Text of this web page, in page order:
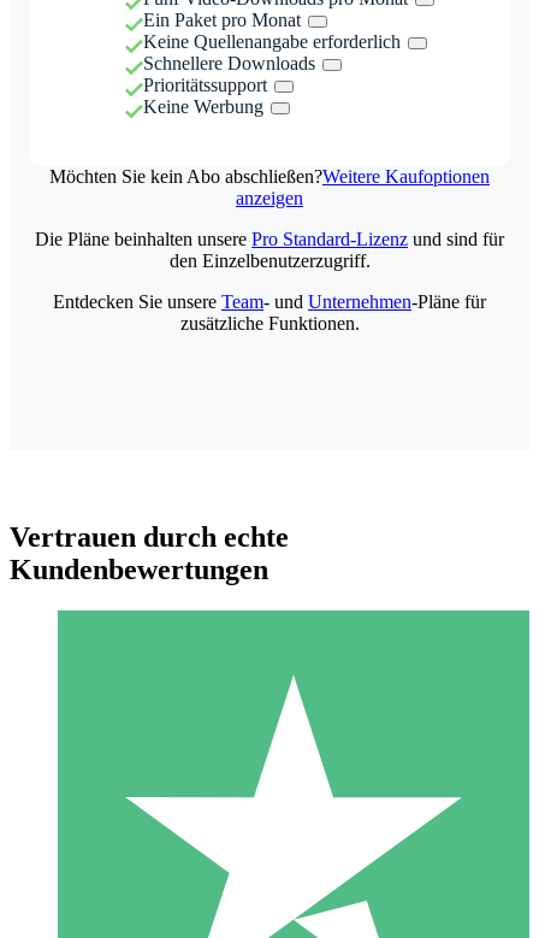
Ein Paket pro Monat
Keine Quellenangabe erforderlich
Schnellere Downloads
Prioritätssupport
Keine Werbung
Möchten Sie kein Abo abschließen?Weitere Kaufoptionen
anzeigen
Individuelle Credit-Pakete
Zahlen Sie nach Bedarf mit Download-Credits. Keine
monatliche Verpflichtung erforderlich.
10 00
Die Pläne beinhalten unsere Pro Standard-Lizenz und sind für
den Einzelbenutzerzugriff.
Entdecken Sie unsere Team- und Unternehmen-Pläne für
zusätzliche Funktionen.
Vertrauen durch echte
Kundenbewertungen